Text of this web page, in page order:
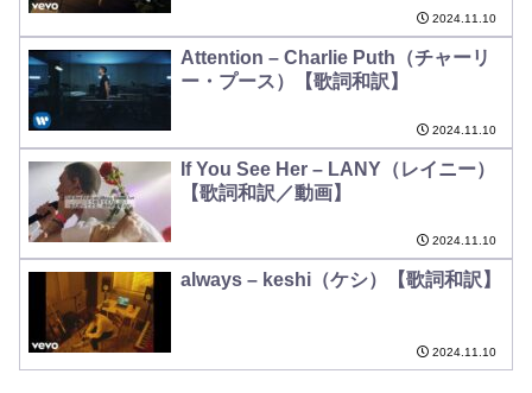
2024.11.10
Attention – Charlie Puth（チャーリ
ー・プース）【歌詞和訳】
2024.11.10
If You See Her – LANY（レイニー）
【歌詞和訳／動画】
2024.11.10
always – keshi（ケシ）【歌詞和訳】
2024.11.10